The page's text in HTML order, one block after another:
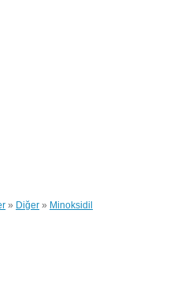
» Diğer » Minoksidil